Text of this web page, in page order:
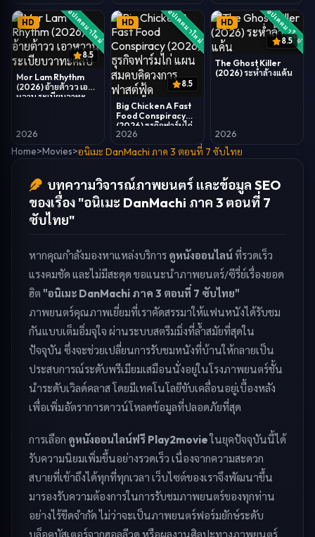
อัปเดตมาใหม่
HD
8.5
Mor Lam Rhythm
(2026) อ้ายต้าวว เอว
หวาน ระเบียบวาทะ
2026
อัปเดตมาใหม่
HD
8.5
Big Chicken A Fast
Food Conspiracy
(2026) ธุรกิจฟาร์มไก่
แผนสมคบคิดวงการ
2026
อัปเดตมาใหม่
HD
8.5
The Ghost Killer
(2026) ระห่ำล้างแค้น
2026
Home>Movies>อนิเมะ DanMachi ภาค 3 ตอนที่ 7 ซับไทย
บทความวิจารณ์ภาพยนตร์ และข้อมูล SEO
ของเรื่อง "อนิเมะ DanMachi ภาค 3 ตอนที่ 7
ซับไทย"
หากคุณกำลังมองหาแหล่งบริการ ดูหนังออนไลน์ที่รวดเร็ว
แรงคมชัด และไม่มีสะดุด ขอแนะนำภาพยนตร์/ซีรี่ย์เรื่องยอด
ฮิต "อนิเมะ DanMachi ภาค 3 ตอนที่ 7 ซับไทย"
ภาพยนตร์คุณภาพเยี่ยมที่เราคัดสรรมาให้แฟนหนังได้รับชม
กันแบบเต็มอิ่มจุใจ ผ่านระบบสตรีมมิ่งที่ล้ำสมัยที่สุดใน
ปัจจุบัน ซึ่งจะช่วยเปลี่ยนการรับชมหนังที่บ้านให้กลายเป็น
ประสบการณ์ระดับพรีเมียมเสมือนนั่งอยู่ในโรงภาพยนตร์ชั้น
นำระดับเวิลด์คลาส โดยมีเทคโนโลยีขับเคลื่อนอยู่เบื้องหลัง
เพื่อเพิ่มอัตราการดาวน์โหลดข้อมูลที่ปลอดภัยที่สุด
การเลือก ดูหนังออนไลน์ฟรี Play2movieในยุคปัจจุบันนี้ได้
รับความนิยมเพิ่มขึ้นอย่างรวดเร็ว เนื่องจากความสะดวก
สบายที่เข้าถึงได้ทุกที่ทุกเวลา เว็บไซต์ของเราจึงพัฒนาขึ้น
มารองรับความต้องการในการรับชมภาพยนตร์ของทุกท่าน
อย่างไร้ขีดจำกัด ไม่ว่าจะเป็นภาพยนตร์ฟอร์มยักษ์ระดับ